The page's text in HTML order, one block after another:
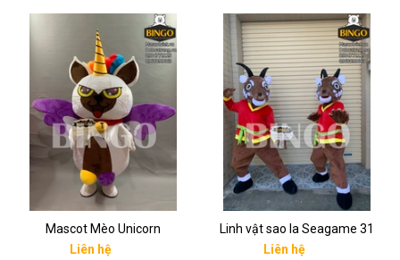
Mascot Mèo Unicorn
Liên hệ
Linh vật sao la Seagame 31
Liên hệ